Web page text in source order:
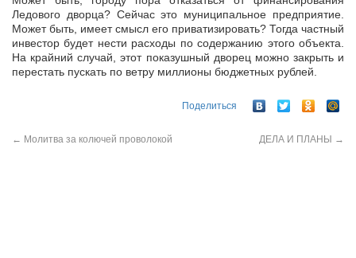
Ледового дворца? Сейчас это муниципальное предприятие.
Может быть, имеет смысл его приватизировать? Тогда частный
инвестор будет нести расходы по содержанию этого объекта.
На крайний случай, этот показушный дворец можно закрыть и
перестать пускать по ветру миллионы бюджетных рублей.
Поделиться
← Молитва за колючей проволокой ДЕЛА И ПЛАНЫ →